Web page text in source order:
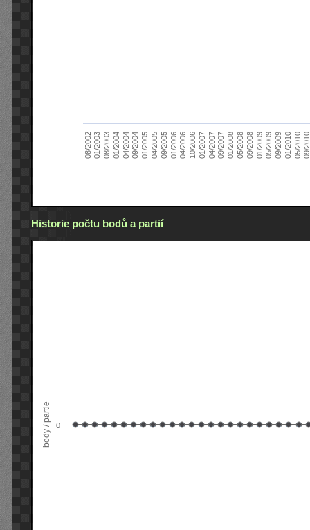
08/200201/200308/200301/200404/200409/200401/200504/200509/200501/200604/200610/200601/200704/200709/200701/200805/200809/200801/200905/200909/200901/201005/201009/
Historie počtu bodů a partií
body / partie 0